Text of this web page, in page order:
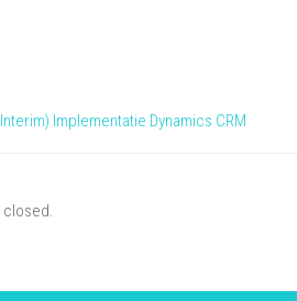
Implementatie Dynamics CRM
closed.